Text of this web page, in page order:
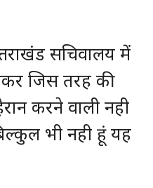
सचिवालय में
जिस तरह की
करने वाली नही
भी नही हूं यह